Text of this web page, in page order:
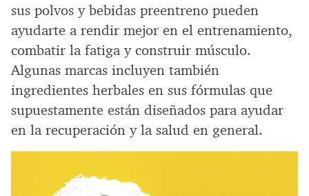
sus polvos y bebidas preentreno pueden
ayudarte a rendir mejor en el entrenamiento,
combatir la fatiga y construir músculo.
Algunas marcas incluyen también
ingredientes herbales en sus fórmulas que
supuestamente están diseñados para ayudar
en la recuperación y la salud en general.